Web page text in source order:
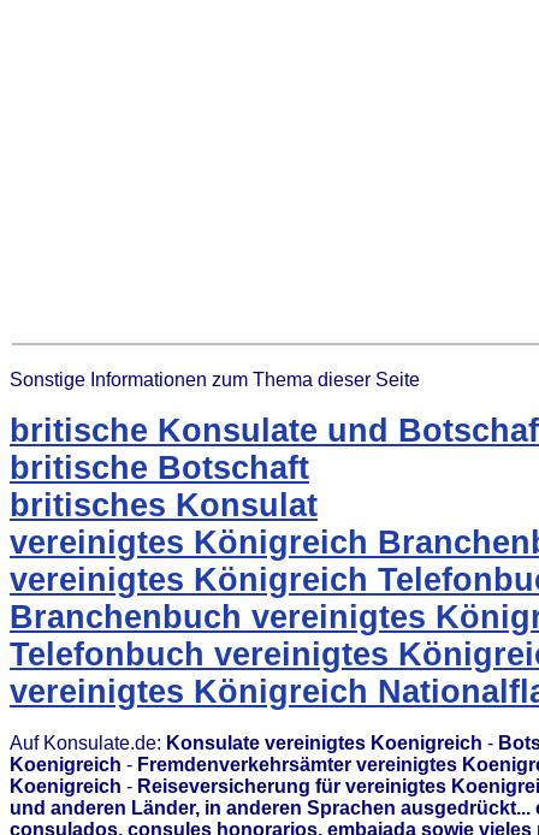
Sonstige Informationen zum Thema dieser Seite
britische Konsulate und
britische Botschaft
britisches Konsulat
vereinigtes Königreich
vereinigtes Königreich
Branchenbuch vereinigtes
Telefonbuch vereinigtes
vereinigtes Königreich
Auf Konsulate.de: Konsulate vereinigtes Koenigreich -
Koenigreich - Fremdenverkehrsämter vereinigtes
Koenigreich - Reiseversicherung für vereinigtes
und anderen Länder, in anderen Sprachen
consulados, consules honorarios, embajada sowie vieles